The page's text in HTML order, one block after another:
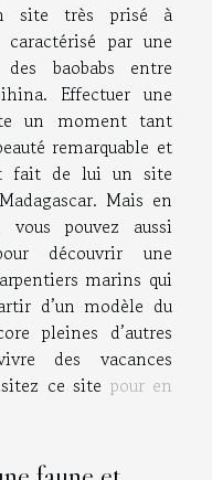
site très prisé à
par une
baobabs entre
Effectuer une
un moment tant
remarquable et
fait de lui un site
Mais en
vous pouvez aussi
découvrir une
marins qui
d’un modèle du
pleines d’autres
des vacances
ce site pour en